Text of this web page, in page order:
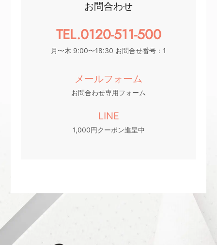
お問合わせ
TEL.0120-511-500
月〜木 9:00〜18:30 お問合せ番号：1
メールフォーム
お問合わせ専用フォーム
LINE
1,000円クーポン進呈中